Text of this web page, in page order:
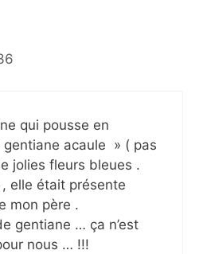
qui pousse en
acaule » ( pas
jolies fleurs bleues .
elle était présente
mon père .
gentiane … ça n’est
nous … !!!